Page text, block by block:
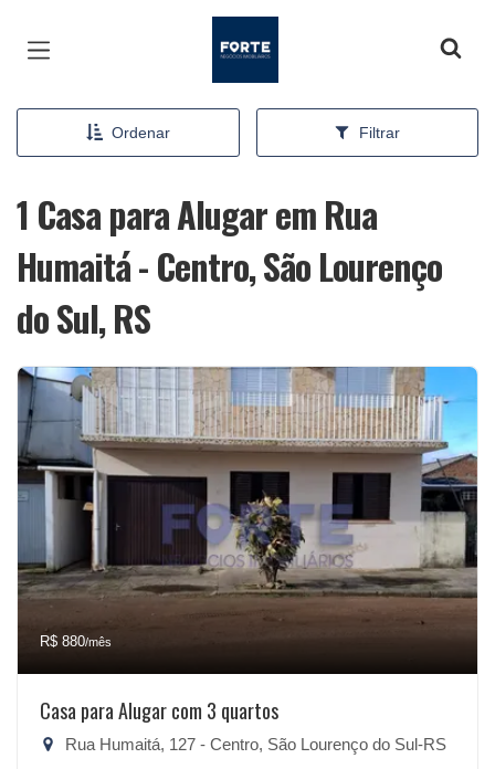
Ordenar Filtrar
1 Casa para Alugar em Rua
Humaitá - Centro, São Lourenço
do Sul, RS
R$ 880/mês
Casa para Alugar com 3 quartos
Rua Humaitá, 127 - Centro, São Lourenço do Sul-RS